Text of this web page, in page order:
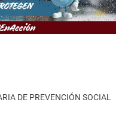
DE PREVENCIÓN SOCIAL